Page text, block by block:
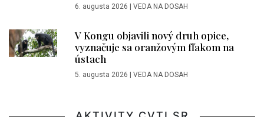
6. augusta 2026 VEDA NA DOSAH
V Kongu objavili nový druh opice,
vyznačuje sa oranžovým fľakom na
ústach
5. augusta 2026 VEDA NA DOSAH